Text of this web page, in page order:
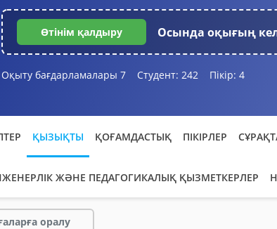
Өтінім қалдыру Осында оқығың
Оқыту бағдарламалары 7 Студент: 242 Пікір: 4
ҚЫЗЫҚТЫ ҚОҒАМДАСТЫҚ ПІКІРЛЕР
ЖӘНЕ ПЕДАГОГИКАЛЫҚ ҚЫЗМЕТКЕРЛЕР
оралу